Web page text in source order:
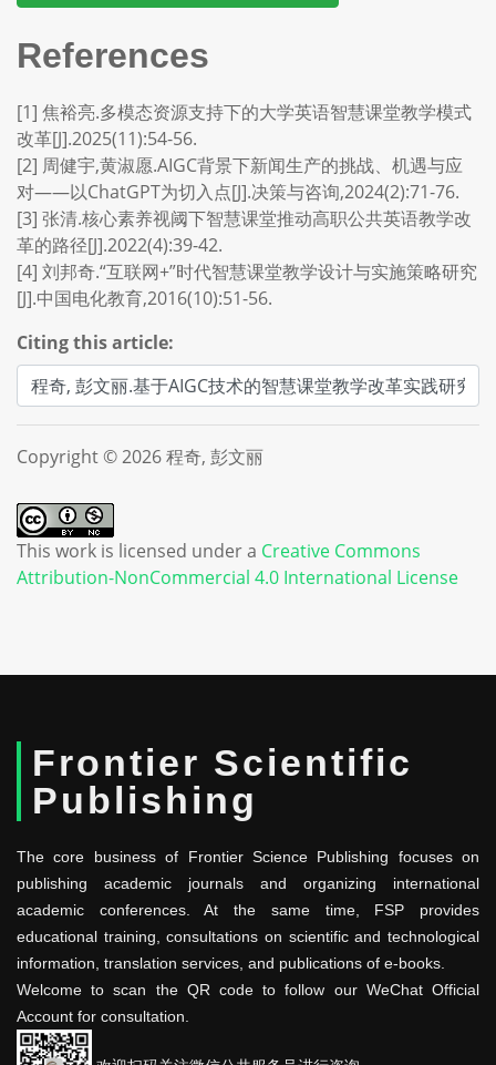
References
[1] 焦裕亮.多模态资源支持下的大学英语智慧课堂教学模式
改革[J].2025(11):54-56.
[2] 周健宇,黄淑愿.AIGC背景下新闻生产的挑战、机遇与应
对——以ChatGPT为切入点[J].决策与咨询,2024(2):71-76.
[3] 张清.核心素养视阈下智慧课堂推动高职公共英语教学改
革的路径[J].2022(4):39-42.
[4] 刘邦奇.“互联网+”时代智慧课堂教学设计与实施策略研究
[J].中国电化教育,2016(10):51-56.
Citing this article:
Copyright © 2026 程奇, 彭文丽
This work is licensed under a Creative Commons
Attribution-NonCommercial 4.0 International License
Frontier Scientific
Publishing
The core business of Frontier Science Publishing focuses on
publishing academic journals and organizing international
academic conferences. At the same time, FSP provides
educational training, consultations on scientific and technological
information, translation services, and publications of e-books.
Welcome to scan the QR code to follow our WeChat Official
Account for consultation.